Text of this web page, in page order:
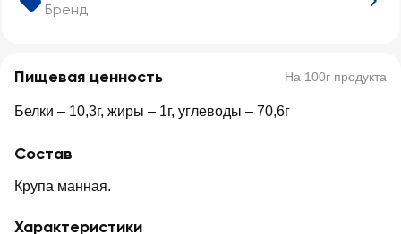
Бренд
Пищевая ценность На 100г продукта
Белки – 10,3г, жиры – 1г, углеводы – 70,6г
Состав
Крупа манная.
Характеристики